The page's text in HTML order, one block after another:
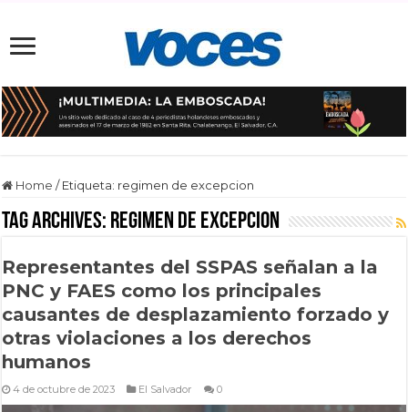
Home / Etiqueta: regimen de excepcion
Tag Archives: regimen de excepcion
Representantes del SSPAS señalan a la
PNC y FAES como los principales
causantes de desplazamiento forzado y
otras violaciones a los derechos
humanos
4 de octubre de 2023 El Salvador 0